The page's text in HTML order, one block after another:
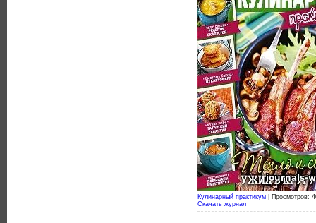
Кулинарный практикум
Просмотров:
Скачать журнал